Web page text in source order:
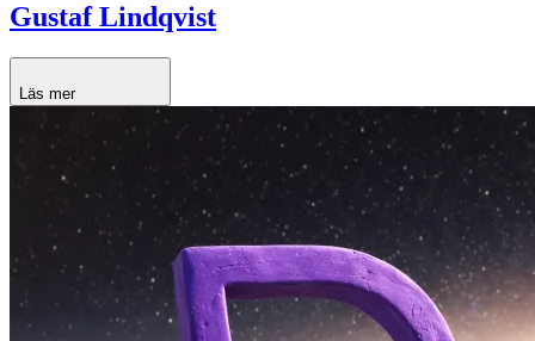
Gustaf Lindqvist
Läs mer